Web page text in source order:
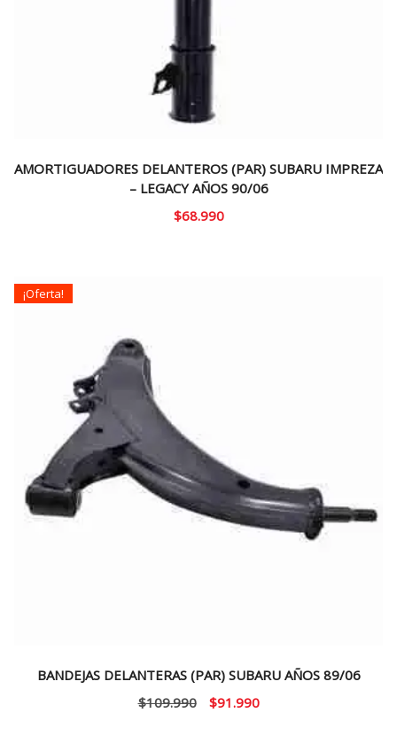
AMORTIGUADORES DELANTEROS (PAR) SUBARU IMPREZA
– LEGACY AÑOS 90/06
$68.990
¡Oferta!
BANDEJAS DELANTERAS (PAR) SUBARU AÑOS 89/06
$109.990
El
$91.990El